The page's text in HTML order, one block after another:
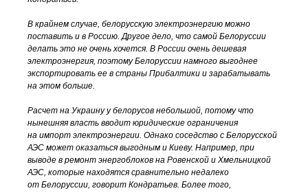
В крайнем случае, белорусскую электроэнергию можно
поставить и в Россию. Другое дело, что самой Белоруссии
делать это не очень хочется. В России очень дешевая
электроэнергия, поэтому Белоруссии намного выгоднее
экспортировать ее в страны Прибалтики и зарабатывать
на этом больше.
Расчет на Украину у белорусов небольшой, потому что
нынешняя власть вводит юридические ограничения
на импорт электроэнергии. Однако соседство с Белорусской
АЭС может оказаться выгодным и Киеву. Например, при
выводе в ремонт энергоблоков на Ровенской и Хмельницкой
АЭС, которые находятся сравнительно недалеко
от Белоруссии, говорит Кондратьев. Более того,